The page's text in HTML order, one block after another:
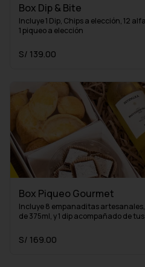
Box Dip & Bite
Incluye 1 Dip, Chips a elección, 12
1 piqueo a elección
S/ 139.00
Box Piqueo Gourmet
Incluye 8 empanaditas artesanales,
de 375ml, y 1 dip acompañado de
S/ 169.00